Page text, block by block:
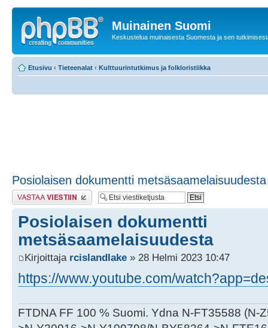
Muinainen Suomi
Keskustelua muinaisesta Suomesta ja sen
Etusivu ‹ Tieteenalat ‹ Kulttuurintutkimus ja folkloristiikka
Posiolaisen dokumentti metsäsaamelaisuudesta
Lähetä vastaus
Posiolaisen dokumentti
metsäsaamelaisuudesta
Kirjoittaja rcislandlake » 28 Helmi 2023 10:47
https://www.youtube.com/
FTDNA FF 100 % Suomi. Ydna N-FT35588 (N-